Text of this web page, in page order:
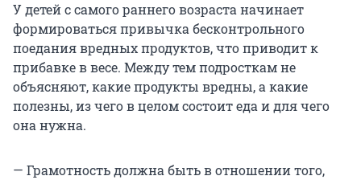
У детей с самого раннего возраста начинает
формироваться привычка бесконтрольного
поедания вредных продуктов, что приводит к
прибавке в весе. Между тем подросткам не
объясняют, какие продукты вредны, а какие
полезны, из чего в целом состоит еда и для чего
она нужна.
— Грамотность должна быть в отношении того,